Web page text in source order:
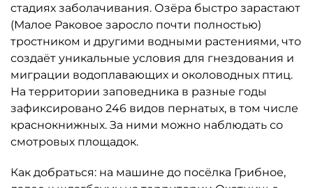
стадиях заболачивания. Озёра быстро зарастают
(Малое Раковое заросло почти полностью)
тростником и другими водными растениями, что
создаёт уникальные условия для гнездования и
миграции водоплавающих и околоводных птиц.
На территории заповедника в разные годы
зафиксировано 246 видов пернатых, в том числе
краснокнижных. За ними можно наблюдать со
смотровых площадок.
Как добраться: на машине до посёлка Грибное,